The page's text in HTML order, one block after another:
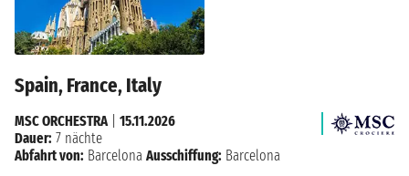
Spain, France, Italy
MSC ORCHESTRA| 15.11.2026
Dauer: 7 nächte
Abfahrt von: Barcelona Ausschiffung: Barcelona